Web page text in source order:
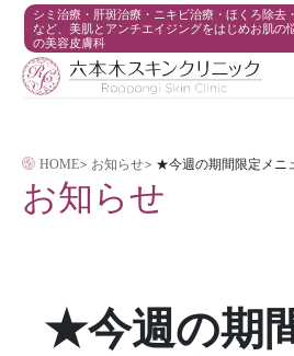
シミ治療・肝斑治療・ニキビ治療・ほくろ除去
など、美肌とアンチエイジングをはじめお肌の
の美容皮膚科
HOME> お知らせ> ★今週の期間限定メニ
お知らせ
★今週の期